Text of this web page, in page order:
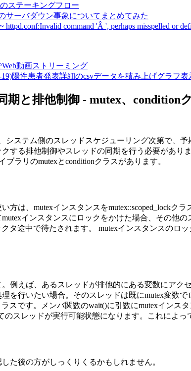
ステーキングフロー
サーバダウン事象についてまとめてみた
command 'Â ', perhaps misspelled or
Web動画ストリーミング
陽性患者発表詳細のcsvデータを積み上げグラフ表
期と排他制御 - mutex、condition
システム側のスレッドスケジューリング次第で、
する排他制御やスレッドの同期を行う必要があり
ラリのmutexとconditionクラスがあります。
方は、mutexインスタンスをmutex::scoped_lock
インスタンスにロックをかけた場合、その他
タ途中で待たされます。 mutexインスタンスのロ
例えば、あるスレッドが排他的にある変数にア
を行いたい場合。そのスレッドは既にmutex変数
スです。メンバ関数のwait()に引数にmutexイン
スレッドが実行可能状態になります。これによっ
た後の方がしっくりくるかもしれません。